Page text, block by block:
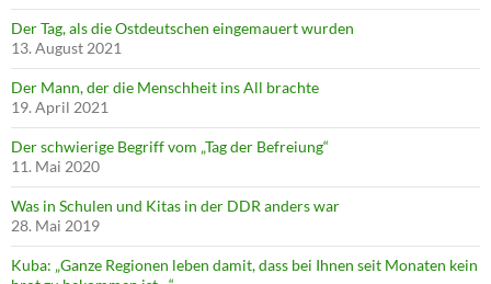
Der Tag, als die Ostdeutschen eingemauert wurden
13. August 2021
Der Mann, der die Menschheit ins All brachte
19. April 2021
Der schwierige Begriff vom „Tag der Befreiung“
11. Mai 2020
Was in Schulen und Kitas in der DDR anders war
28. Mai 2019
Kuba: „Ganze Regionen leben damit, dass bei Ihnen seit Monaten kein